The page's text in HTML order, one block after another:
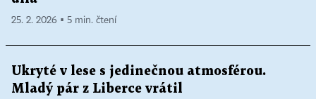
25. 2. 2026 ▪ 5 min. čtení
Ukryté v lese s jedinečnou atmosférou.
Mladý pár z Liberce vrátil